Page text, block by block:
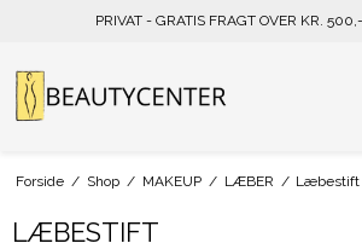
PRIVAT - GRATIS FRAGT OVER
Forside / Shop / MAKEUP / LÆBER / Læbestift
LÆBESTIFT